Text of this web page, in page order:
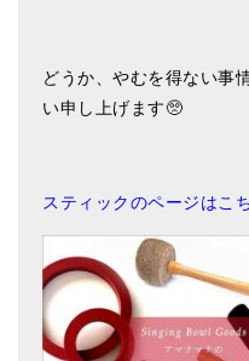
ビギナー講師・養成講座
メールお便り登録
LINEお友だち登録
お客様の声
どうか、やむを得ない事
い申し上げます🥺
スティックのページはこ